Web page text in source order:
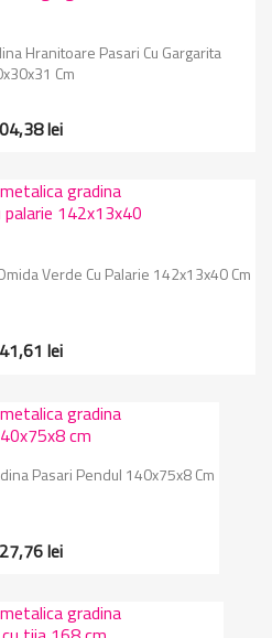
Hranitoare Pasari Cu Gargarita
Cm
lei
Verde Cu Palarie 142x13x40 Cm
lei
Pasari Pendul 140x75x8 Cm
lei